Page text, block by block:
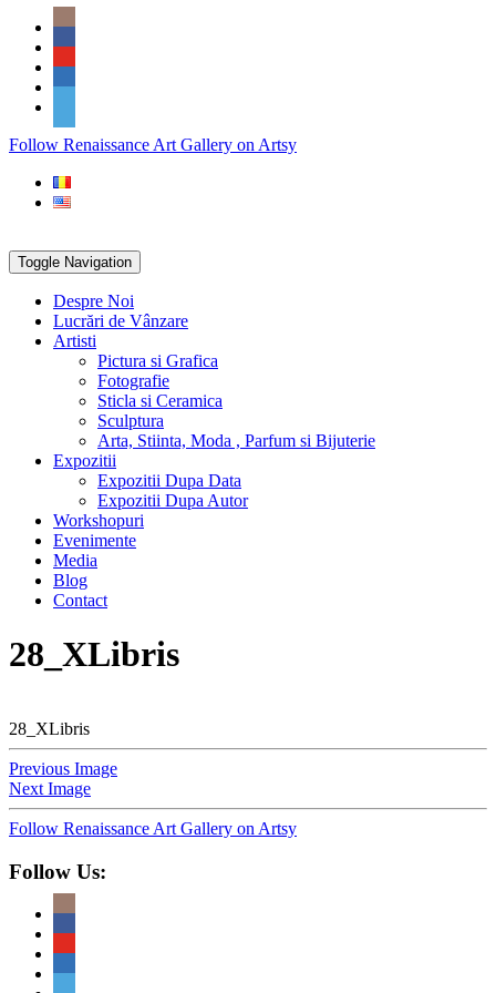
Skip
content
Social
Icons
PARTENER
Follow Renaissance Art Gallery on Artsy
Toggle Navigation
Despre Noi
Lucrări de Vânzare
Artisti
Pictura si Grafica
Fotografie
Sticla si Ceramica
Sculptura
Arta, Stiinta, Moda , Parfum si Bijuterie
Expozitii
Expozitii Dupa Data
Expozitii Dupa Autor
Workshopuri
Evenimente
Media
Blog
Contact
28_XLibris
28_XLibris
Previous Image
Next Image
Follow Renaissance Art Gallery on Artsy
Follow Us: